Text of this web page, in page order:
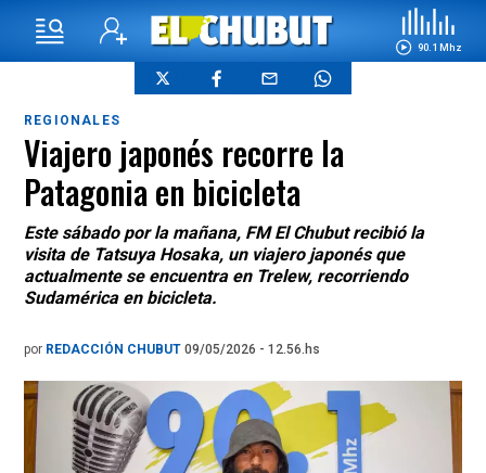
90.1 Mhz
REGIONALES
Viajero japonés recorre la
Patagonia en bicicleta
Este sábado por la mañana, FM El Chubut recibió la
visita de Tatsuya Hosaka, un viajero japonés que
actualmente se encuentra en Trelew, recorriendo
Sudamérica en bicicleta.
por REDACCIÓN CHUBUT 09/05/2026 - 12.56.hs